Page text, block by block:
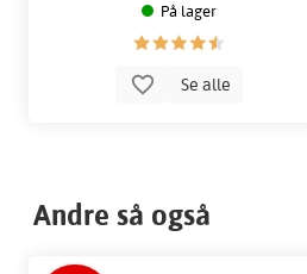
På lager
Se alle
Andre så også